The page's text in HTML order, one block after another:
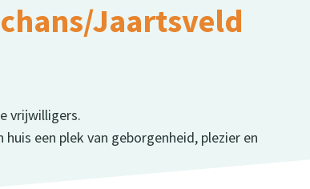
Jaartsveld
vrijwilligers.
een plek van geborgenheid, plezier en